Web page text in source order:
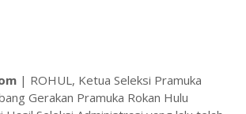
| ROHUL, Ketua Seleksi Pramuka
Gerakan Pramuka Rokan Hulu